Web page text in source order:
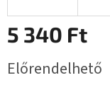
5 340 Ft
Előrendelhető